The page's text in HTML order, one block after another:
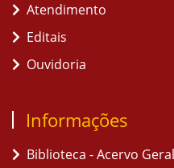
Atendimento
Editais
Ouvidoria
Informações
Biblioteca - Acervo Geral